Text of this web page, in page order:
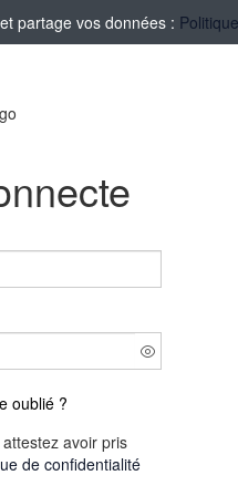
partage vos données :
oublié ?
avoir pris
de confidentialité